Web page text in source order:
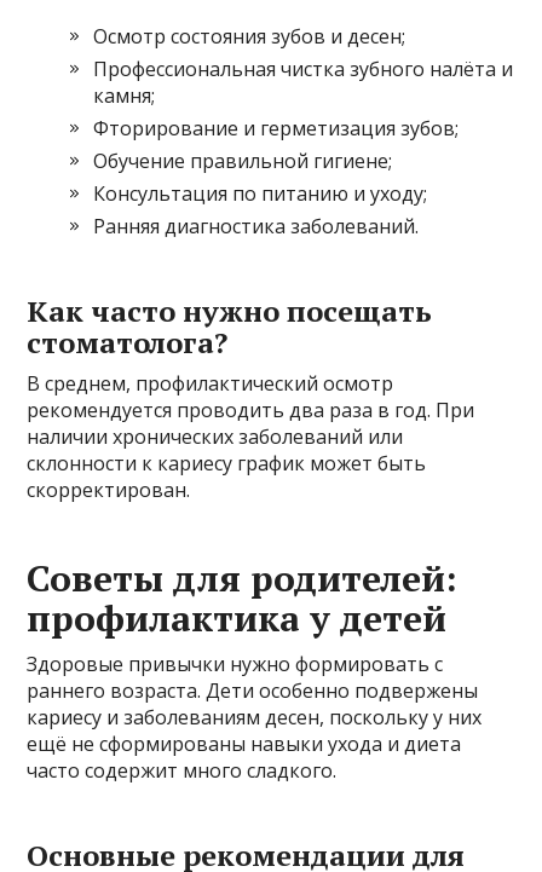
Осмотр состояния зубов и десен;
Профессиональная чистка зубного налёта и
камня;
Фторирование и герметизация зубов;
Обучение правильной гигиене;
Консультация по питанию и уходу;
Ранняя диагностика заболеваний.
Как часто нужно посещать
стоматолога?
В среднем, профилактический осмотр
рекомендуется проводить два раза в год. При
наличии хронических заболеваний или
склонности к кариесу график может быть
скорректирован.
Советы для родителей:
профилактика у детей
Здоровые привычки нужно формировать с
раннего возраста. Дети особенно подвержены
кариесу и заболеваниям десен, поскольку у них
ещё не сформированы навыки ухода и диета
часто содержит много сладкого.
Основные рекомендации для